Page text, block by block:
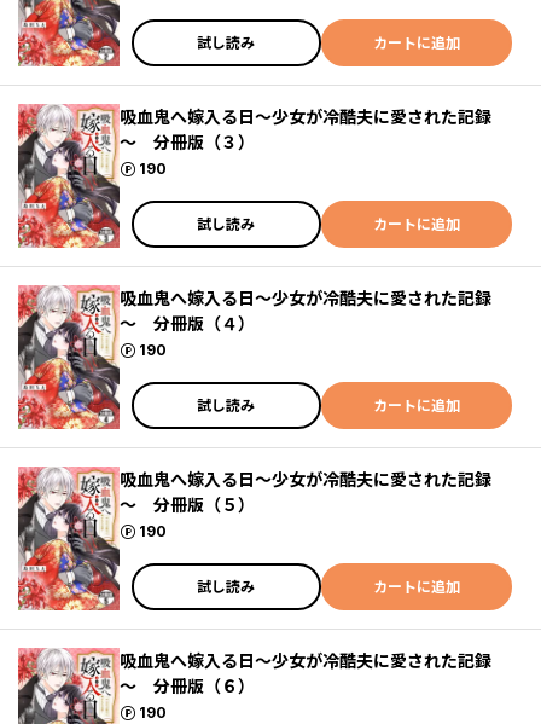
試し読み カートに追加
吸血鬼へ嫁入る日～少女が冷酷夫に愛された記録
～ 分冊版（３）
190
ポイント
試し読み カートに追加
吸血鬼へ嫁入る日～少女が冷酷夫に愛された記録
～ 分冊版（４）
190
ポイント
試し読み カートに追加
吸血鬼へ嫁入る日～少女が冷酷夫に愛された記録
～ 分冊版（５）
190
ポイント
試し読み カートに追加
吸血鬼へ嫁入る日～少女が冷酷夫に愛された記録
～ 分冊版（６）
190
ポイント